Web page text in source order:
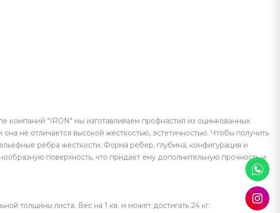
компаний "IRON" мы изготавливаем профнастил из оцинкованных
не отличается высокой жесткостью, эстетичностью. Чтобы получить
ребра жесткости. Форма ребер, глубина, конфигурация и
поверхность, что придает ему дополнительную прочность и
толщины листа. Вес на 1 кв. м может достигать 24 кг.